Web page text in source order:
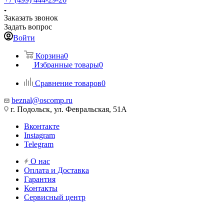
Заказать звонок
Задать вопрос
Войти
Корзина0
Избранные товары0
Сравнение товаров0
beznal@oscomp.ru
г. Подольск, ул. Февральская, 51А
Вконтакте
Instagram
Telegram
О нас
Оплата и Доставка
Гарантия
Контакты
Сервисный центр